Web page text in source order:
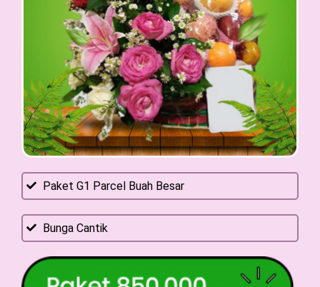
Paket G1 Parcel Buah Besar
Bunga Cantik